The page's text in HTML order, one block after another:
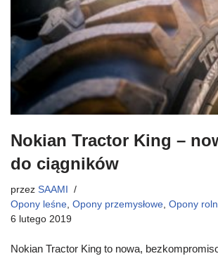
Nokian Tractor King –
do ciągników
przez SAAMI
Opony leśne, Opony przemysłowe, Opony
6 lutego 2019
Nokian Tractor King to nowa,